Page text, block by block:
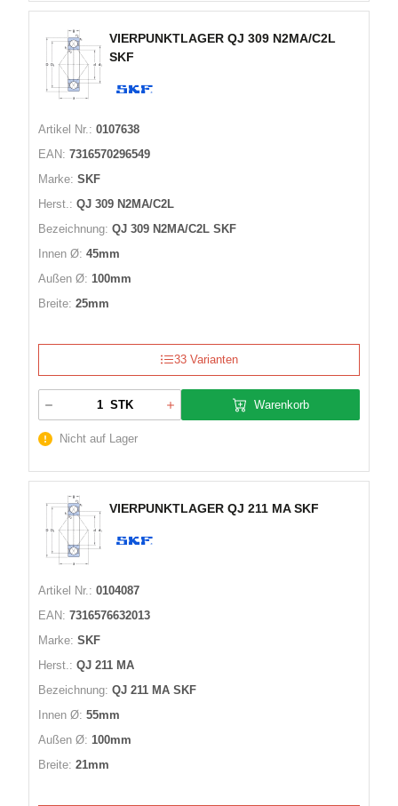
VIERPUNKTLAGER QJ 309 N2MA/C2L
SKF
Artikel Nr.: 0107638
EAN: 7316570296549
Marke: SKF
Herst.: QJ 309 N2MA/C2L
Bezeichnung: QJ 309 N2MA/C2L SKF
Innen Ø: 45mm
Außen Ø: 100mm
Breite: 25mm
33 Varianten
STK Warenkorb
Nicht auf Lager
VIERPUNKTLAGER QJ 211 MA SKF
Artikel Nr.: 0104087
EAN: 7316576632013
Marke: SKF
Herst.: QJ 211 MA
Bezeichnung: QJ 211 MA SKF
Innen Ø: 55mm
Außen Ø: 100mm
Breite: 21mm